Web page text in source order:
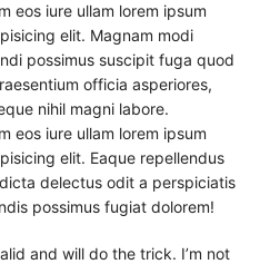
eos iure ullam lorem ipsum
elit. Magnam modi
possimus suscipit fuga quod
officia asperiores,
nihil magni labore.
eos iure ullam lorem ipsum
elit. Eaque repellendus
delectus odit a perspiciatis
possimus fugiat dolorem!
and will do the trick. I’m not